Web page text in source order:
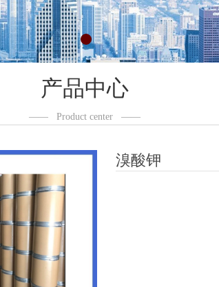
产品中心
—— Product center ——
溴酸钾